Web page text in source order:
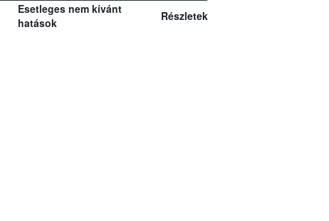
Esetleges nem kívánt
hatások
Részletek